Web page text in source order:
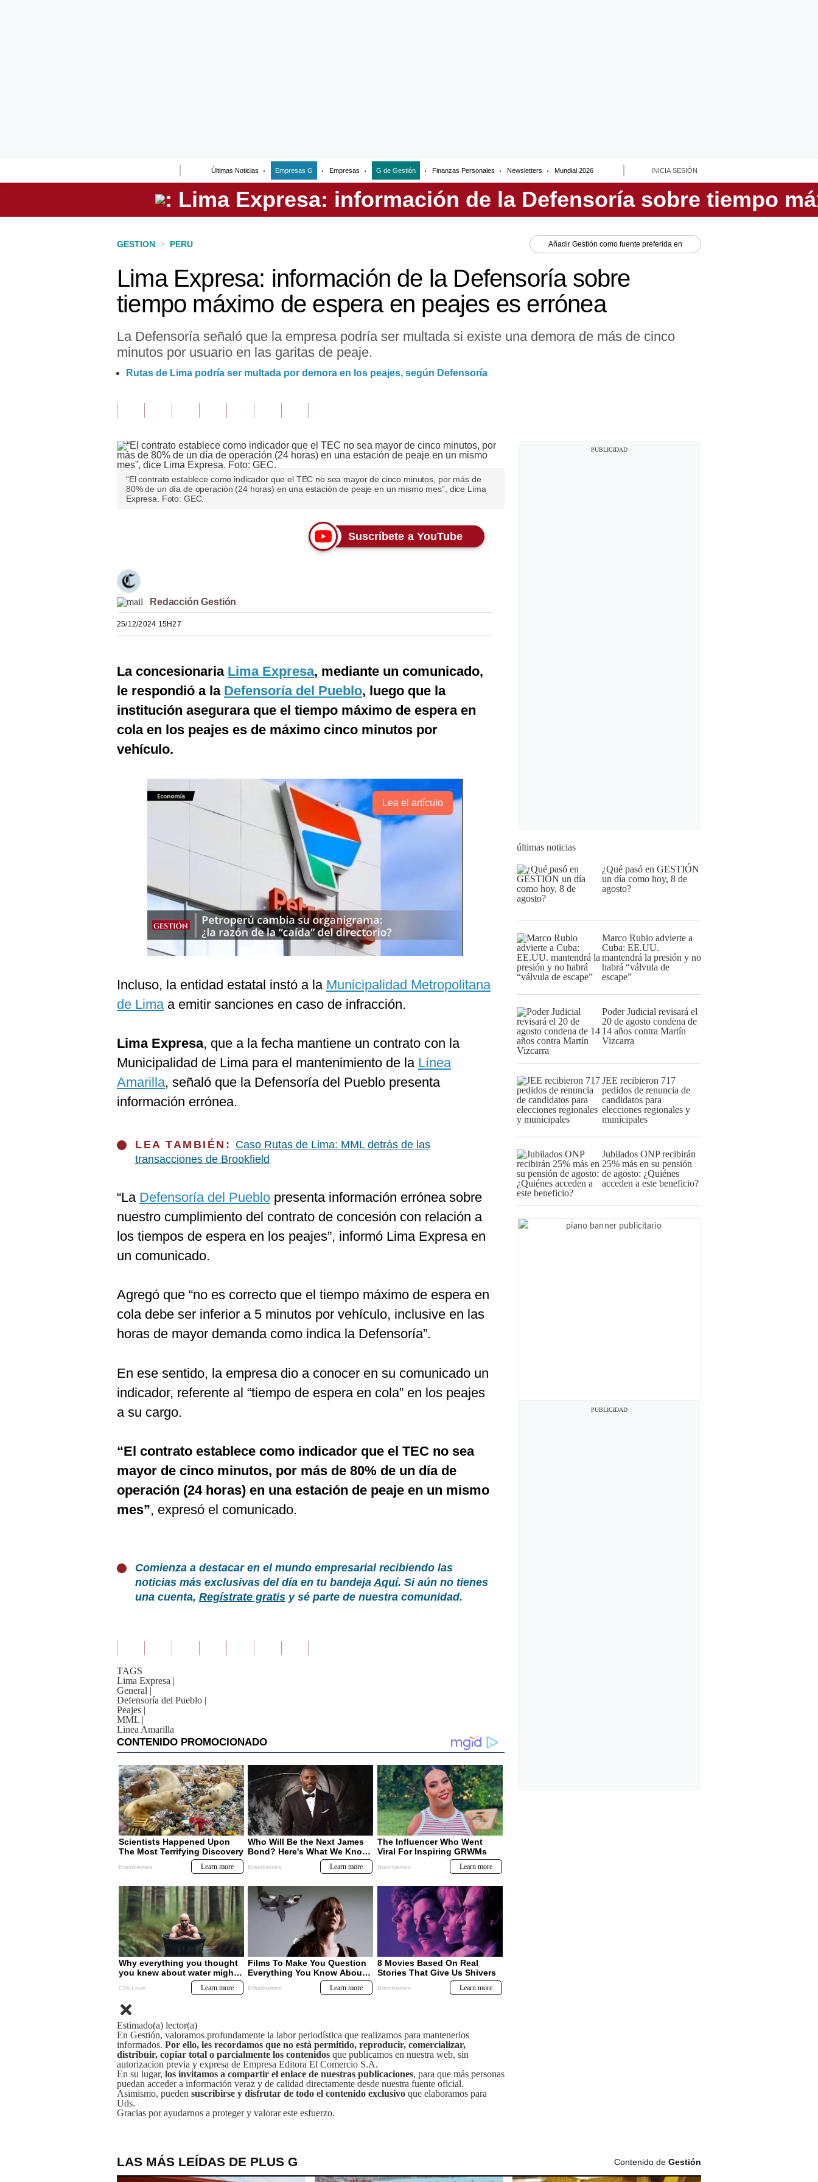
Últimas Noticias Empresas G Empresas G de Gestión Finanzas Personales Newsletters Mundial 2026 INICIA SESIÓN
Perú
GESTION > PERU Añadir Gestión como fuente preferida en
Lima Expresa: información de la Defensoría sobre
tiempo máximo de espera en peajes es errónea
La Defensoría señaló que la empresa podría ser multada si existe una demora de más de cinco
minutos por usuario en las garitas de peaje.
Rutas de Lima podría ser multada por demora en los peajes, según Defensoría
“El contrato establece como indicador que el TEC no sea mayor de cinco minutos, por más de
80% de un día de operación (24 horas) en una estación de peaje en un mismo mes”, dice Lima
Expresa. Foto: GEC.
Suscríbete a YouTube
Redacción Gestión
25/12/2024 15H27
La concesionaria Lima Expresa, mediante un comunicado,
le respondió a la Defensoría del Pueblo, luego que la
institución asegurara que el tiempo máximo de espera en
cola en los peajes es de máximo cinco minutos por
vehículo.
Lea el artículo
Incluso, la entidad estatal instó a la Municipalidad Metropolitana
de Limaa emitir sanciones en caso de infracción.
Lima Expresa, que a la fecha mantiene un contrato con la
Municipalidad de Lima para el mantenimiento de la Línea
Amarilla, señaló que la Defensoría del Pueblo presenta
información errónea.
LEA TAMBIÉN: Caso Rutas de Lima: MML detrás de las
transacciones de Brookfield
“La Defensoría del Pueblo presenta información errónea sobre
nuestro cumplimiento del contrato de concesión con relación a
los tiempos de espera en los peajes”, informó Lima Expresa en
un comunicado.
Agregó que “no es correcto que el tiempo máximo de espera en
cola debe ser inferior a 5 minutos por vehículo, inclusive en las
horas de mayor demanda como indica la Defensoría”.
En ese sentido, la empresa dio a conocer en su comunicado un
indicador, referente al “tiempo de espera en cola” en los peajes
a su cargo.
“El contrato establece como indicador que el TEC no sea
mayor de cinco minutos, por más de 80% de un día de
operación (24 horas) en una estación de peaje en un mismo
mes”, expresó el comunicado.
Comienza a destacar en el mundo empresarial recibiendo las
noticias más exclusivas del día en tu bandejaAquí. Si aún no tienes
una cuenta, Regístrate gratis y sé parte de nuestra comunidad.
TAGS
Lima Expresa |
General |
Defensoría del Pueblo |
Peajes |
MML |
Linea Amarilla
Estimado(a) lector(a)
En Gestión, valoramos profundamente la labor periodística que realizamos para mantenerlos
informados. Por ello, les recordamos que no está permitido, reproducir, comercializar,
distribuir, copiar total o parcialmente los contenidos que publicamos en nuestra web, sin
autorizacion previa y expresa de Empresa Editora El Comercio S.A.
En su lugar, los invitamos a compartir el enlace de nuestras publicaciones, para que más personas
puedan acceder a información veraz y de calidad directamente desde nuestra fuente oficial.
Asimismo, pueden suscribirse y disfrutar de todo el contenido exclusivo que elaboramos para
Uds.
Gracias por ayudarnos a proteger y valorar este esfuerzo.
últimas noticias
¿Qué pasó en GESTIÓN
un día como hoy, 8 de
agosto?
Marco Rubio advierte a
Cuba: EE.UU.
mantendrá la presión y no
habrá “válvula de
escape”
Poder Judicial revisará el
20 de agosto condena de
14 años contra Martín
Vizcarra
JEE recibieron 717
pedidos de renuncia de
candidatos para
elecciones regionales y
municipales
Jubilados ONP recibirán
25% más en su pensión
de agosto: ¿Quiénes
acceden a este beneficio?
LAS MÁS LEÍDAS DE PLUS G Contenido de Gestión